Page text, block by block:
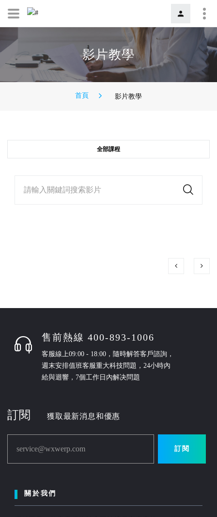
影片教學
首頁 影片教學
全部課程
請輸入關鍵詞搜索影片
售前熱線 400-893-1006
客服線上09:00 - 18:00，隨時解答客戶諮詢，
週末安排值班客服重大科技問題，24小時內
給與迴響，7個工作日內解决問題
訂閱 獲取最新消息和優惠
service@wxwerp.com 訂閱
關於我們